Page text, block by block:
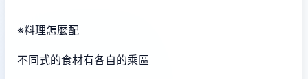
※料理怎麼配
不同式的食材有各自的乘區